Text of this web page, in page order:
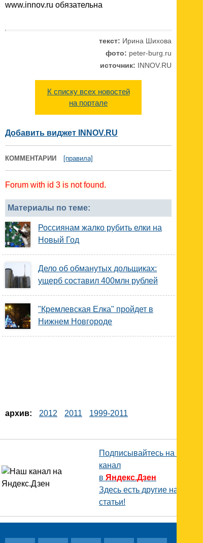
www.innov.ru обязательна
текст: Ирина Шихова
фото: peter-burg.ru
источник: INNOV.RU
К списку всех новостей
на портале
Добавить виджет INNOV.RU
КОММЕНТАРИИ [правила]
Forum with id 3 is not found.
Материалы по теме:
Россиянам жалко рубить елки на
Новый Год
Дело об обманутых дольщиках:
ущерб составил 400млн рублей
"Кремлевская Елка" пройдет в
Нижнем Новгороде
архив: 2012 2011 1999-2011
Подписывайтесь на наш
канал
в Яндекс.Дзен
Здесь есть другие наши
статьи!